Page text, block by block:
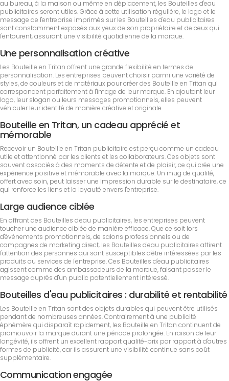
au bureau, à la maison ou même en déplacement, les Bouteilles d'eau
publicitaires seront utiles. Grâce à cette utilisation régulière, le logo et le
message de l'entreprise imprimés sur les Bouteilles d'eau publicitaires
sont constamment exposés aux yeux de son propriétaire et de ceux qui
l'entourent, assurant une visibilité quotidienne de la marque.
Une personnalisation créative
Les Bouteille en Tritan offrent une grande flexibilité en termes de
personnalisation. Les entreprises peuvent choisir parmi une variété de
styles, de couleurs et de matériaux pour créer des Bouteille en Tritan qui
correspondent parfaitement à l'image de leur marque. En ajoutant leur
logo, leur slogan ou leurs messages promotionnels, elles peuvent
véhiculer leur identité de manière créative et originale.
Bouteille en Tritan, un cadeau apprécié et
mémorable
Recevoir un Bouteille en Tritan publicitaire est perçu comme un cadeau
utile et attentionné par les clients et les collaborateurs. Ces objets sont
souvent associés à des moments de détente et de plaisir, ce qui crée une
expérience positive et mémorable avec la marque. Un mug de qualité,
offert avec soin, peut laisser une impression durable sur le destinataire, ce
qui renforce les liens et la loyauté envers l'entreprise.
Large audience ciblée
En offrant des Bouteilles d'eau publicitaires, les entreprises peuvent
toucher une audience ciblée de manière efficace. Que ce soit lors
d'événements promotionnels, de salons professionnels ou de
campagnes de marketing direct, les Bouteilles d'eau publicitaires attirent
l'attention des personnes qui sont susceptibles d'être intéressées par les
produits ou services de l'entreprise. Ces Bouteilles d'eau publicitaires
agissent comme des ambassadeurs de la marque, faisant passer le
message auprès d'un public potentiellement intéressé.
Bouteilles d'eau publicitaires : durabilité et rentabilité
Les Bouteille en Tritan sont des objets durables qui peuvent être utilisés
pendant de nombreuses années. Contrairement à une publicité
éphémère qui disparaît rapidement, les Bouteille en Tritan continuent de
promouvoir la marque durant une période prolongée. En raison de leur
longévité, ils offrent un excellent rapport qualité-prix par rapport à d'autres
formes de publicité, car ils assurent une visibilité continue sans coût
supplémentaire.
Communication engagée